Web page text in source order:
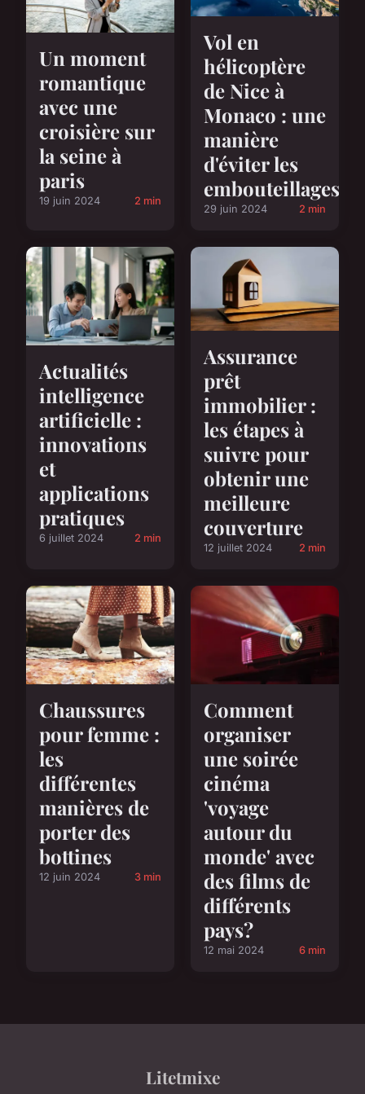
Un moment
romantique
avec une
croisière sur
la seine à
paris
19 juin 2024 2 min
Vol en
hélicoptère
de Nice à
Monaco : une
manière
d'éviter les
embouteillages
29 juin 2024 2 min
Actualités
intelligence
artificielle :
innovations
et
applications
pratiques
6 juillet 2024 2 min
Assurance
prêt
immobilier :
les étapes à
suivre pour
obtenir une
meilleure
couverture
12 juillet 2024 2 min
Chaussures
pour femme :
les
différentes
manières de
porter des
bottines
12 juin 2024 3 min
Comment
organiser
une soirée
cinéma
'voyage
autour du
monde' avec
des films de
différents
pays?
12 mai 2024 6 min
Litetmixe